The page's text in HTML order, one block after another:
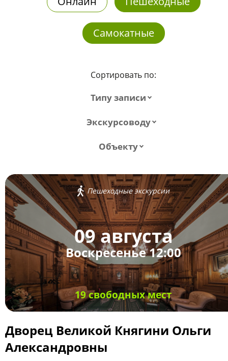
Самокатные
Сортировать по:
Типу записи
Экскурсоводу
Объекту
Пешеходные экскурсии
09 августа
Воскресенье 12:00
19 свободных мест
Дворец Великой Княгини Ольги
Александровны